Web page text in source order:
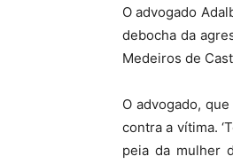
O advogado
debocha da
Medeiros de
O advogado,
contra a vítima.
peia da mulher